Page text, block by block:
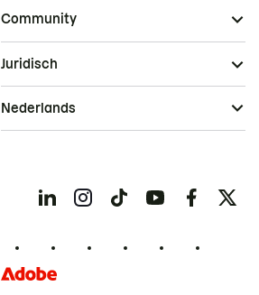
Community
Juridisch
Nederlands